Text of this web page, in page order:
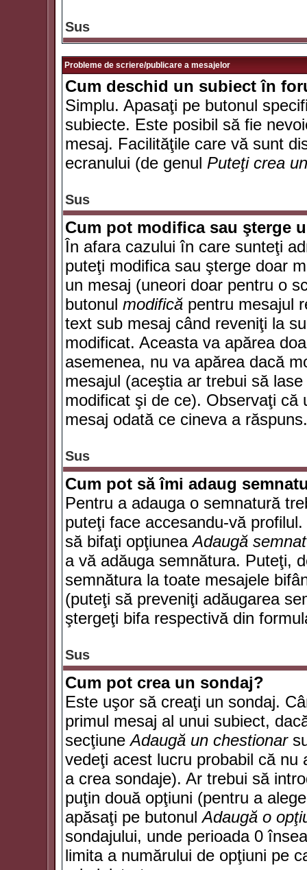
Sus
Probleme de scriere/publicare a mesajelor
Cum deschid un subiect în
Simplu. Apasaţi pe butonul
subiecte. Este posibil să fie
mesaj. Facilităţile care vă sunt
ecranului (de genul Puteţi crea
Sus
Cum pot modifica sau şterge
În afara cazului în care sunteţi
puteţi modifica sau şterge doar
un mesaj (uneori doar pentru o
butonul modifică pentru mesajul
text sub mesaj când reveniţi la
modificat. Aceasta va apărea
asemenea, nu va apărea dacă
mesajul (aceştia ar trebui să
modificat şi de ce). Observaţi că
mesaj odată ce cineva a răspuns.
Sus
Cum pot să îmi adaug
Pentru a adauga o semnatură
puteţi face accesandu-vă
să bifaţi opţiuneaAdaugă
a vă adăuga semnătura. Puteţi,
semnătura la toate mesajele
(puteţi să preveniţi adăugarea
ştergeţi bifa respectivă din
Sus
Cum pot crea un sondaj?
Este uşor să creaţi un sondaj.
primul mesaj al unui subiect,
secţiuneAdaugă un chestionar
vedeţi acest lucru probabil că nu
a crea sondaje). Ar trebui să
puţin două opţiuni (pentru a
apăsaţi pe butonulAdaugă o
sondajului, unde perioada 0
limita a numărului de opţiuni pe